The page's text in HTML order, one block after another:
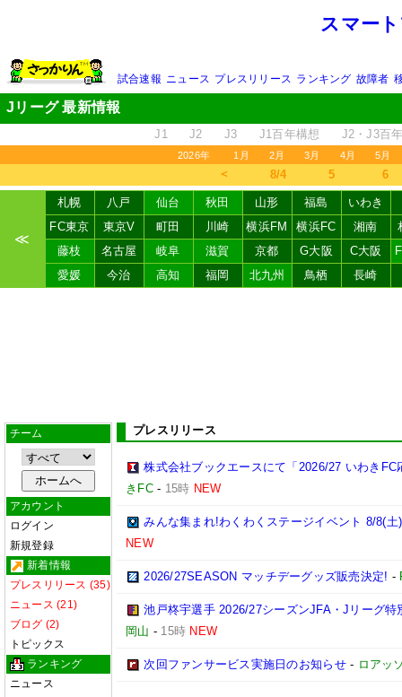
スマー
試合速報 ニュース プレスリリース ランキング 故障者
Jリーグ 最新情報
J1 J2 J3 J1百年構想 J2・J3百
2026年 1月 2月 3月 4月 5月
＜ 8/4 5 6
≪
札幌 八戸 仙台 秋田 山形 福島
いわき
FC東京
東京V 町田 川崎 横浜FM 横浜FC 湘南
藤枝
名古屋 岐阜 滋賀 京都 G大阪 C大阪
愛媛
今治 高知 福岡 北九州 鳥栖 長崎
チーム
アカウント
ログイン
新規登録
新着情報
プレスリリース (35)
ニュース (21)
ブログ (2)
トピックス
ランキング
ニュース
プレスリリース
株式会社ブックエースにて「2026/27 いわき
きFC- 15時 NEW
みんな集まれ!わくわくステージイベント 8/8(
NEW
2026/27SEASON マッチデーグッズ販売決定! -
池戸柊宇選手 2026/27シーズンJFA・Jリーグ
岡山 - 15時 NEW
次回ファンサービス実施日のお知らせ- ロアッ